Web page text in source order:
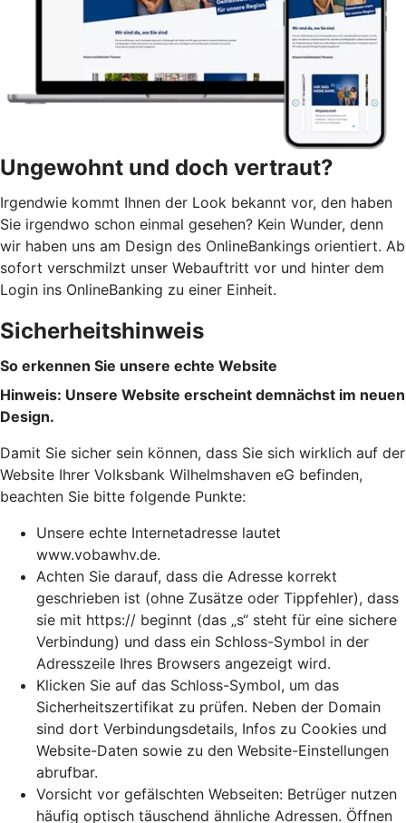
Ungewohnt und doch vertraut?
Irgendwie kommt Ihnen der Look bekannt vor, den haben
Sie irgendwo schon einmal gesehen? Kein Wunder, denn
wir haben uns am Design des OnlineBankings orientiert. Ab
sofort verschmilzt unser Webauftritt vor und hinter dem
Login ins OnlineBanking zu einer Einheit.
Sicherheitshinweis
So erkennen Sie unsere echte Website
Hinweis: Unsere Website erscheint demnächst im neuen
Design.
Damit Sie sicher sein können, dass Sie sich wirklich auf der
Website Ihrer Volksbank Wilhelmshaven eG befinden,
beachten Sie bitte folgende Punkte:
Unsere echte Internetadresse lautet
www.vobawhv.de.
Achten Sie darauf, dass die Adresse korrekt
geschrieben ist (ohne Zusätze oder Tippfehler), dass
sie mit https:// beginnt (das „s“ steht für eine sichere
Verbindung) und dass ein Schloss-Symbol in der
Adresszeile Ihres Browsers angezeigt wird.
Klicken Sie auf das Schloss-Symbol, um das
Sicherheitszertifikat zu prüfen. Neben der Domain
sind dort Verbindungsdetails, Infos zu Cookies und
Website-Daten sowie zu den Website-Einstellungen
abrufbar.
Vorsicht vor gefälschten Webseiten: Betrüger nutzen
häufig optisch täuschend ähnliche Adressen. Öffnen